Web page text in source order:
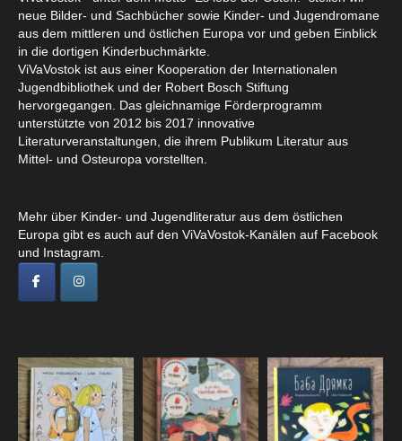
neue Bilder- und Sachbücher sowie Kinder- und Jugendromane
aus dem mittleren und östlichen Europa vor und geben Einblick
in die dortigen Kinderbuchmärkte.
ViVaVostok ist aus einer Kooperation der Internationalen
Jugendbibliothek und der Robert Bosch Stiftung
hervorgegangen. Das gleichnamige Förderprogramm
unterstützte von 2012 bis 2017 innovative
Literaturveranstaltungen, die ihrem Publikum Literatur aus
Mittel- und Osteuropa vorstellten.
Mehr über Kinder- und Jugendliteratur aus dem östlichen
Europa gibt es auch auf den ViVaVostok-Kanälen auf Facebook
und Instagram.